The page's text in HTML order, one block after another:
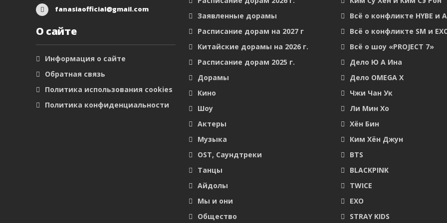
fanasiaofficial@gmail.com
О сайте
Информация о сайте
Обратная связь
Политика использования cookies
Политика конфиденциальности
Заявленные дорамы
Расписание дорам на 2027 г
Китайские дорамы на 2026 г.
Расписание дорам 2025 г.
Дорамы
Кино
Шоу
Актеры
Музыка
OST, Саундтреки
Танцы
Айдолы
Мы и они
Общество
Всё о конфликте HYBE и
Всё о конфликте SM и
Всё о шоу «PROJECT 7»
Дело Ю А Ина
Дело OMEGA X
Чжи Чан Ук
Ли Мин Хо
Хён Бин
Ким Хён Джун
BTS
BLACKPINK
TWICE
EXO
STRAY KIDS